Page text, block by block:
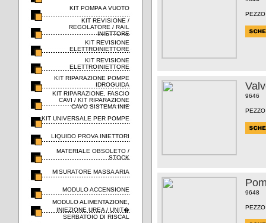
KIT POMPA A VUOTO
KIT REVISIONE /
REGOLATORE / RAIL
INIETTORE
KIT REVISIONE
ELETTROINIETTORE
KIT REVISIONE
ELETTROINIETTORE
KIT RIPARAZIONE POMPE
IDROGUIDA
KIT RIPARAZIONE, FASCIO
CAVI / KIT RIPARAZIONE
CAVO SISTEMA INIE
KIT UNIVERSALE PER POMPE
LIQUIDO PROVA INIETTORI
MATERIALE OBSOLETO /
STOCK
MISURATORE MASSA ARIA
MODULO ACCENSIONE
MODULO ALIMENTAZIONE,
INIEZIONE UREA / UNIT�
SERBATOIO DI RISCAL
9646
9648